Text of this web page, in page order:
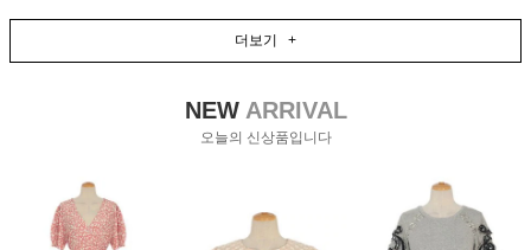
더보기 +
NEWARRIVAL
오늘의 신상품입니다